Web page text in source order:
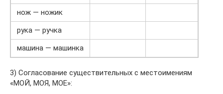
нож — ножик
рука — ручка
машина — машинка
3) Согласование существительных с местоимениям
«МОЙ, МОЯ, МОЕ»: